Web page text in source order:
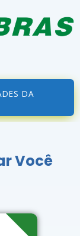
DA
Você